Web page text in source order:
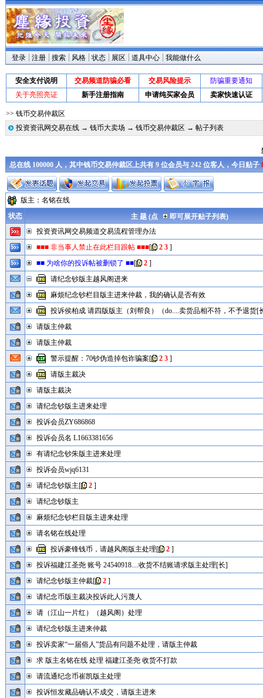
登录 注册 搜索 风格 状态 展区 道具中心 我能做什么
安全支付说明 交易频道防骗必看 交易风险提示
防骗重要通知
关于亮照亮证
新手注册指南 申请纯买家会员 卖家快速认证
>> 钱币交易仲裁区
投资资讯网交易在线→ 钱币大卖场→ 钱币交易仲裁区 → 帖子列表
总在线 100000 人，其中钱币交易仲裁区上共有 9 位会员与 242 位客人，今日贴子
版主： 名铭在线
状态
主 题 (点
即可展开贴子列表)
投资资讯网交易频道交易流程管理办法
■■■ 非当事人禁止在此栏目跟帖 ■■■[ 2 3]
■■ 为啥你的投诉帖被删锁了 ■■[ 2]
请纪念钞版主越风阁进来
麻烦纪念钞栏目版主进来仲裁，我的确认是否有效
投诉侯柏成 请四版版主（刘帮良）（do....卖货品相不符，不予退货[
请版主仲裁
请版主仲裁
警示提醒：70钞伪造掉包诈骗案[ 2 3]
请版主裁决
请版主裁决
请纪念钞版主进来处理
投诉会员ZY686868
投诉会员名 L1663381656
有请纪念钞朱版主进来处理
投诉会员wjq6131
请纪念钞版主[ 2]
请纪念钞版主
麻烦纪念钞栏目版主进来处理
请名铭在线处理
投诉豪锋钱币，请越风阁版主处理[ 2]
投诉福建江圣尧 账号 24540918....收货不结账请求版主处理[长]
请纪念钞版主仲裁[ 2]
请纪念币版主裁决投诉此人污蔑人
请（江山一片红）（越风阁）处理
请纪念钞版主进来仲裁
投诉卖家“一届俗人”货品有问题不处理，请版主仲裁
求 版主名铭在线 处理 福建江圣尧 收货不打款
请流通纪念币崔凯版主处理
投诉恒发藏品确认不成交，请版主进来